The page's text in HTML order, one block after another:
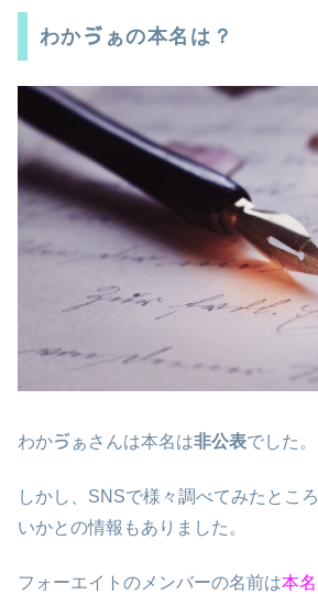
わかゔぁの本名は？
わかゔぁさんは本名は非公表でした。
しかし、SNSで様々調べてみたところ
いかとの情報もありました。
フォーエイトのメンバーの名前は本